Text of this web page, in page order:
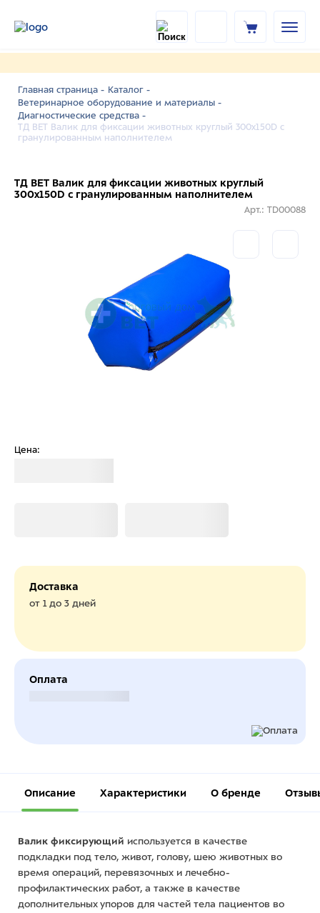
Главная страница - Каталог -
Ветеринарное оборудование и материалы -
Диагностические средства -
ТД ВЕТ Валик для фиксации животных круглый 300x150D с
гранулированным наполнителем
ТД ВЕТ Валик для фиксации животных круглый
300x150D с гранулированным наполнителем
Арт.: TD00088
Цена:
Доставка
от 1 до 3 дней
Оплата
Описание Характеристики О бренде
Валик фиксирующий используется в качестве
подкладки под тело, живот, голову, шею животных во
время операций, перевязочных и лечебно-
профилактических работ, а также в качестве
дополнительных упоров для частей тела пациентов во